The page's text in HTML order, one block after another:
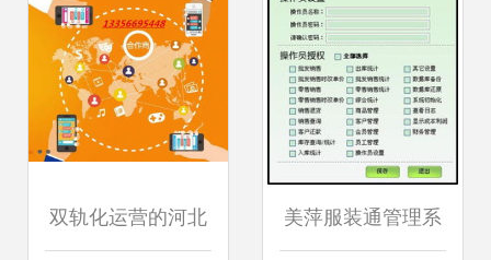
双轨化运营的河北 美萍服装通管理系